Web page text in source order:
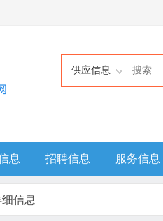
供应信息
息 招聘信息 服务信息
信息